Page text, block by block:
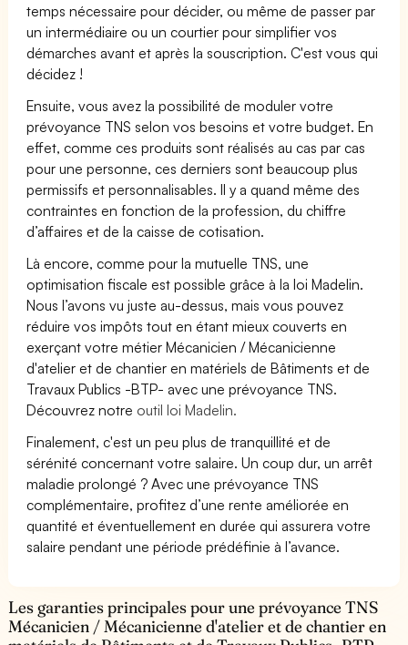
temps nécessaire pour décider, ou même de passer par
un intermédiaire ou un courtier pour simplifier vos
démarches avant et après la souscription. C'est vous qui
décidez !
Ensuite, vous avez la possibilité de moduler votre
prévoyance TNS selon vos besoins et votre budget. En
effet, comme ces produits sont réalisés au cas par cas
pour une personne, ces derniers sont beaucoup plus
permissifs et personnalisables. Il y a quand même des
contraintes en fonction de la profession, du chiffre
d’affaires et de la caisse de cotisation.
Là encore, comme pour la mutuelle TNS, une
optimisation fiscale est possible grâce à la loi Madelin.
Nous l’avons vu juste au-dessus, mais vous pouvez
réduire vos impôts tout en étant mieux couverts en
exerçant votre métier Mécanicien / Mécanicienne
d'atelier et de chantier en matériels de Bâtiments et de
Travaux Publics -BTP- avec une prévoyance TNS.
Découvrez notre outil loi Madelin.
Finalement, c'est un peu plus de tranquillité et de
sérénité concernant votre salaire. Un coup dur, un arrêt
maladie prolongé ? Avec une prévoyance TNS
complémentaire, profitez d’une rente améliorée en
quantité et éventuellement en durée qui assurera votre
salaire pendant une période prédéfinie à l’avance.
Les garanties principales pour une prévoyance TNS
Mécanicien / Mécanicienne d'atelier et de chantier en